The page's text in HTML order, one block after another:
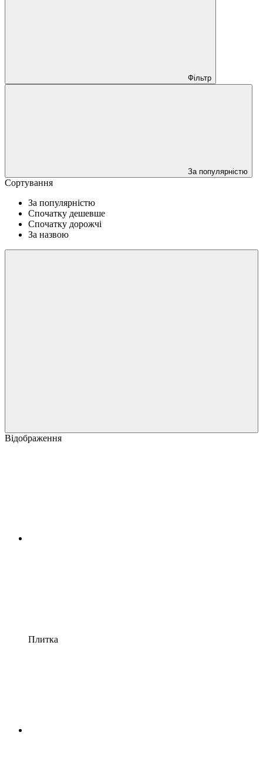
Фільтр
За популярністю
Сортування
За популярністю
Спочатку дешевше
Спочатку дорожчі
За назвою
Відображення
Плитка